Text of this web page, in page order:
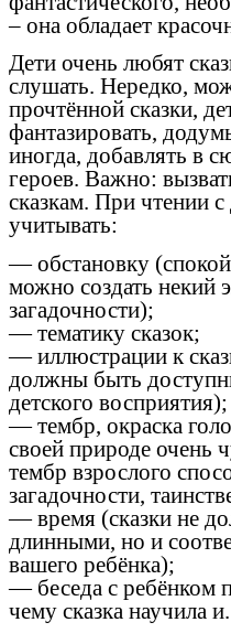
– она обладает
Дети очень любят
слушать. Нередко,
прочтённой сказки,
фантазировать,
иногда, добавлять в
героев. Важно:
сказкам. При чтении
учитывать:
— обстановку
можно создать некий
загадочности);
— тематику сказок;
— иллюстрации к
должны быть
детского восприятия);
— тембр, окраска
своей природе очень
тембр взрослого
загадочности,
— время (сказки не
длинными, но и
вашего ребёнка);
— беседа с ребёнком
чему сказка научила